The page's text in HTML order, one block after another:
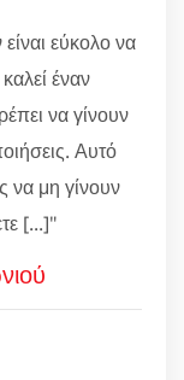
εύκολο να
έναν
να γίνουν
Αυτό
να μη γίνουν
[...]"